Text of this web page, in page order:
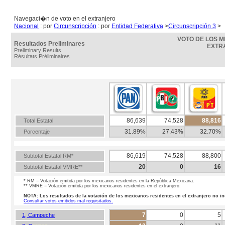
Navegaci�n de voto en el extranjero
Nacional : por Circunscripción : por Entidad Federativa >Circunscripción 3 >
Resultados Preliminares
Preliminary Results
Résultats Préliminaires
VOTO DE LOS
86,639 74,528
88,816
31.89%
27.43% 32.70%
Total Estatal
Porcentaje
Subtotal Estatal RM*
Subtotal Estatal VMRE**
86,619 74,528
88,800
20
0 16
* RM = Votación emitida por los mexicanos residentes en la República Mexicana.
** VMRE = Votación emitida por los mexicanos residentes en el extranjero.
NOTA: Los resultados de la votación de los mexicanos residentes en el extranjero no
Consultar votos emitidos mal requisitados.
1, Campeche
7 0
5